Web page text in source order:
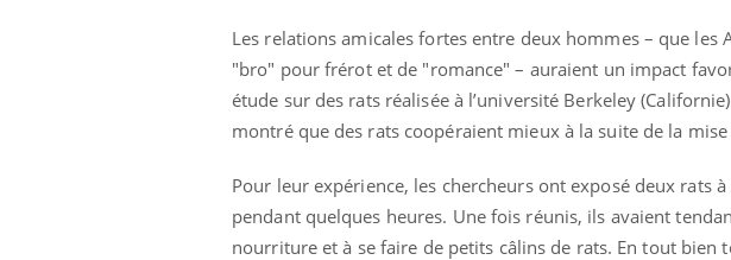
Les relations amicales fortes entre deux hommes – que les
"bro" pour frérot et de "romance" – auraient un impact
étude sur des rats réalisée à l’université Berkeley
montré que des rats coopéraient mieux à la suite de la
Pour leur expérience, les chercheurs ont exposé deux rats
pendant quelques heures. Une fois réunis, ils avaient
nourriture et à se faire de petits câlins de rats. En tout bien
expliquer ma maladieYoutube
Il y a des sujets qui sont faciles à aborder...
d'autres non ! D'un côté, poser des
prévenir
Fatigue, irritabilité,
même alopécie… Les
carence en fer sont
...